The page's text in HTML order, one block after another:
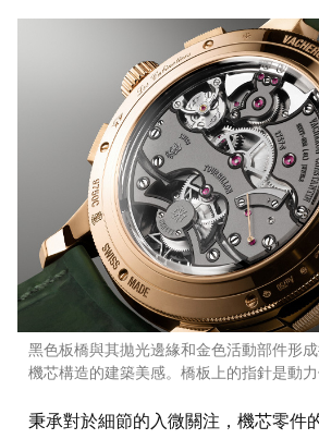
黑色板橋與其拋光邊緣和金色活動部件形
機芯構造的建築美感。橋板上的指針是動力
秉承對於細節的入微關注，機芯零件